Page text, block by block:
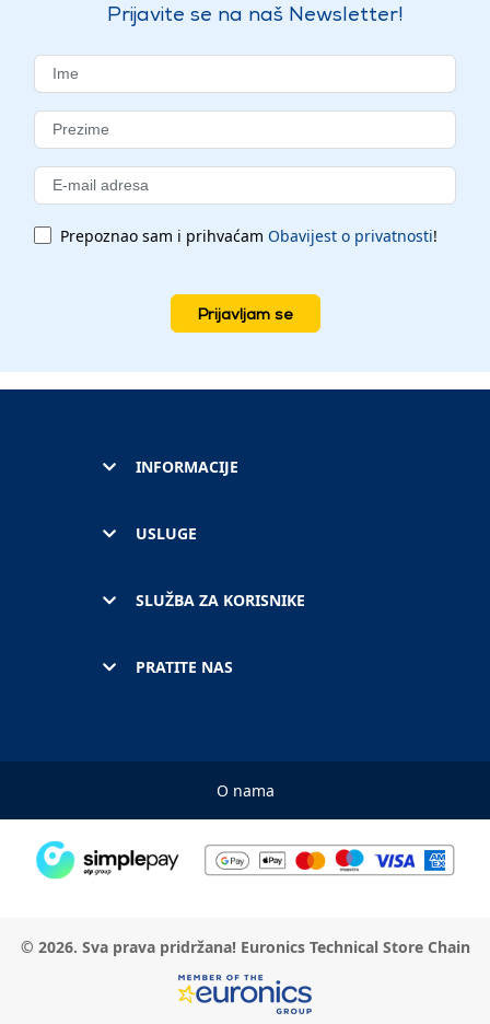
Prijavite se na naš Newsletter!
Prepoznao sam i prihvaćam Obavijest o privatnosti!
Prijavljam se
INFORMACIJE
USLUGE
SLUŽBA ZA KORISNIKE
PRATITE NAS
O nama
© 2026. Sva prava pridržana! Euronics Technical Store Chain